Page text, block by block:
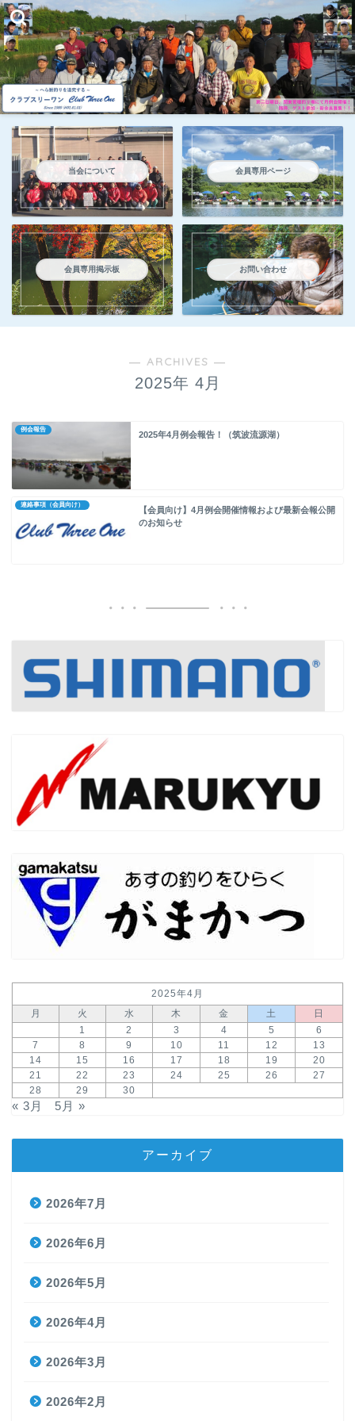
当会について 会員専用ページ
会員専用掲示板 お問い合わせ
― ARCHIVES ―
2025年 4月
例会報告
2025年4月例会報告！（筑波流源湖）
連絡事項（会員向け）
【会員向け】4月例会開催情報および最新会報公開
のお知らせ
2025年4月
月
火 水 木 金 土
日
1
2 3 4 5
6
7
8 9 10 11 12
13
14
15 16 17 18 19
20
21
22 23 24 25 26
27
28
29 30
« 3月 5月 »
アーカイブ
2026年7月
2026年6月
2026年5月
2026年4月
2026年3月
2026年2月